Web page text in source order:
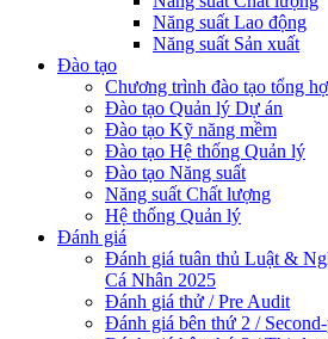
Năng suất Lao động
Năng suất Sản xuất
Đào tạo
Chương trình đào tạo tổng
Đào tạo Quản lý Dự án
Đào tạo Kỹ năng mềm
Đào tạo Hệ thống Quản lý
Đào tạo Năng suất
Năng suất Chất lượng
Hệ thống Quản lý
Đánh giá
Đánh giá tuân thủ Luật &
Cá Nhân 2025
Đánh giá thử / Pre Audit
Đánh giá bên thứ 2 /